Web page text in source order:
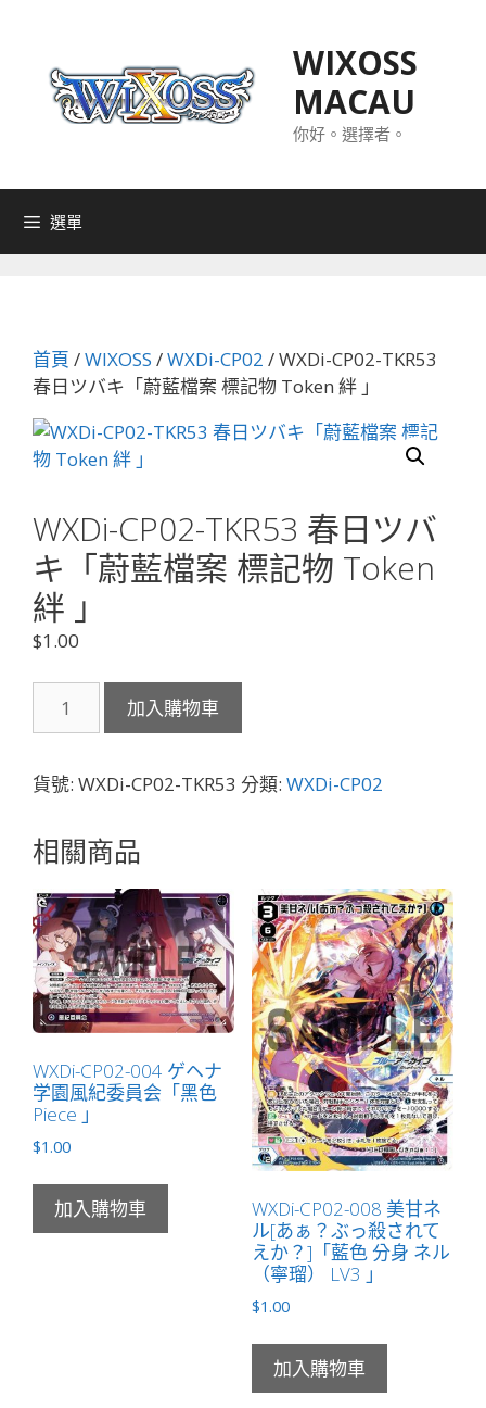
WIXOSS
MACAU
你好。選擇者。
選單
首頁 /WIXOSS /WXDi-CP02 / WXDi-CP02-TKR53
春日ツバキ「蔚藍檔案 標記物 Token 絆 」
WXDi-CP02-TKR53 春日ツバ
キ「蔚藍檔案 標記物 Token
絆 」
$1.00
CP02-
春
バ
「蔚
藍
檔
案
標
物
Token
絆
」
數
加入購物車
貨號: WXDi-CP02-TKR53 分類: WXDi-CP02
相關商品
WXDi-CP02-004 ゲヘナ
学園風紀委員会「黑色
Piece 」
$1.00
加入購物車
WXDi-CP02-008 美甘ネ
ル[あぁ？ぶっ殺されて
えか？]「藍色 分身 ネル
（寧瑠） LV3 」
$1.00
加入購物車